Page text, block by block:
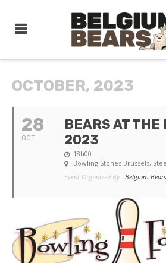
OCTOBER, 2023
28
OCT
BEARS AT THE
2023
18h00
Bowling Stones Brussels,
Event Organized By: Belgium Bears